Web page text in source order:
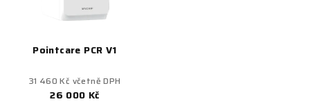
Pointcare PCR V1
31 460 Kč včetně DPH
26 000 Kč